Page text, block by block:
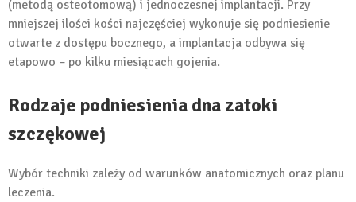
(metodą osteotomową) i jednoczesnej implantacji. Przy
mniejszej ilości kości najczęściej wykonuje się podniesienie
otwarte z dostępu bocznego, a implantacja odbywa się
etapowo – po kilku miesiącach gojenia.
Rodzaje podniesienia dna zatoki
szczękowej
Wybór techniki zależy od warunków anatomicznych oraz planu
leczenia.